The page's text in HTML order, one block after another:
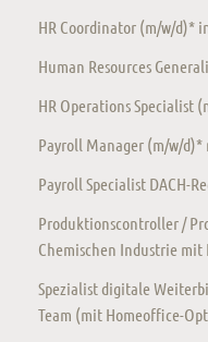
HR Coordinator (m/w/d)*
Human Resources
HR Operations Specialist
Payroll Manager (m/w/
Payroll Specialist DACH-
Produktionscontroller /
Chemischen Industrie
Spezialist digitale
Team (mit Homeoffice-